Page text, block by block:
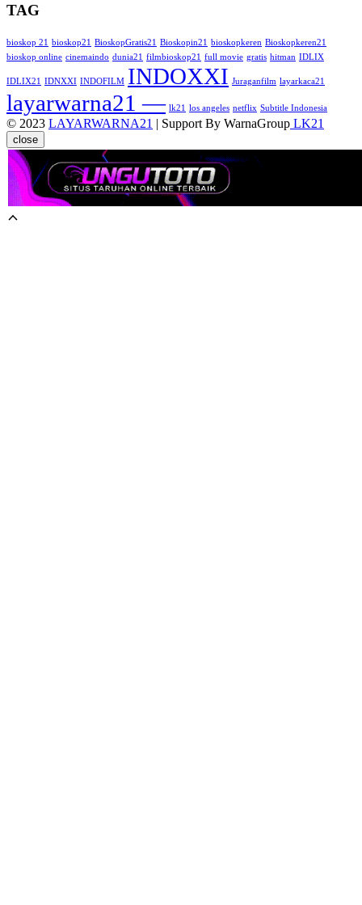
TAG
bioskop 21 bioskop21 BioskopGratis21 Bioskopin21 bioskopkeren Bioskopkeren21
bioskop online cinemaindo dunia21 filmbioskop21 full movie gratis hitman IDLIX
IDLIX21 IDNXXI INDOFILM INDOXXI Juraganfilm layarkaca21
layarwarna21 — lk21 los angeles netflix Subtitle Indonesia
© 2023 LAYARWARNA21 | Support By WarnaGroup LK21
close